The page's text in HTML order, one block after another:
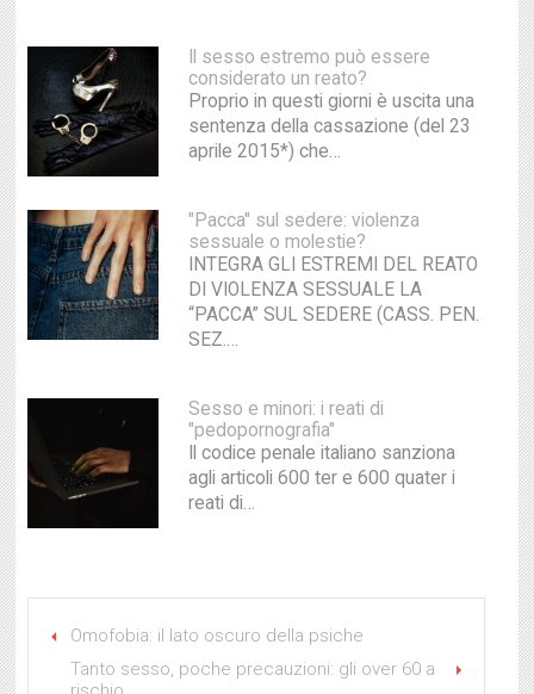
Il sesso estremo può essere
considerato un reato?
Proprio in questi giorni è uscita una
sentenza della cassazione (del 23
aprile 2015*) che…
"Pacca" sul sedere: violenza
sessuale o molestie?
INTEGRA GLI ESTREMI DEL REATO
DI VIOLENZA SESSUALE LA
“PACCA” SUL SEDERE (CASS. PEN.
SEZ.…
Sesso e minori: i reati di
"pedopornografia"
Il codice penale italiano sanziona
agli articoli 600 ter e 600 quater i
reati di…
Omofobia: il lato oscuro della psiche
Tanto sesso, poche precauzioni: gli over 60 a